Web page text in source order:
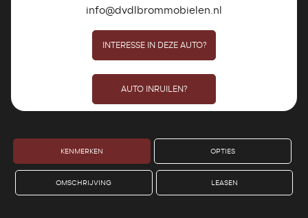
info@dvdlbrommobielen.nl
INTERESSE IN DEZE AUTO?
AUTO INRUILEN?
KENMERKEN OPTIES
OMSCHRIJVING LEASEN